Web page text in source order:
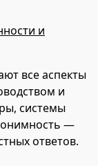
и
все аспекты
и
системы
—
ответов.